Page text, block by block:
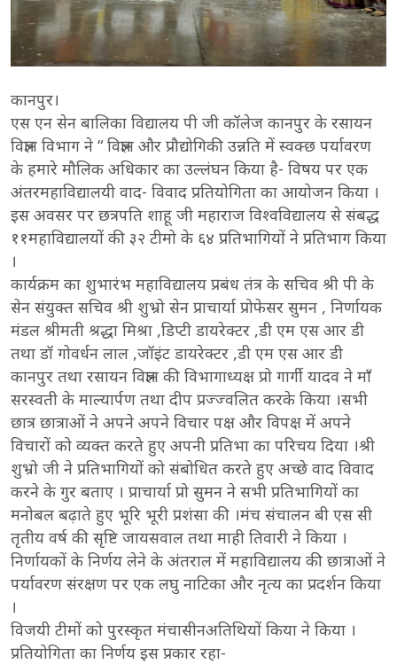
कानपुर।
एस एन सेन बालिका विद्यालय पी जी कॉलेज कानपुर के रसायन
विज्ञान विभाग ने “ विज्ञान और प्रौद्योगिकी उन्नति में स्वक्छ पर्यावरण
के हमारे मौलिक अधिकार का उल्लंघन किया है- विषय पर एक
अंतरमहाविद्यालयी वाद- विवाद प्रतियोगिता का आयोजन किया ।
इस अवसर पर छत्रपति शाहू जी महाराज विश्वविद्यालय से संबद्ध
११महाविद्यालयों की ३२ टीमो के ६४ प्रतिभागियों ने प्रतिभाग किया
।
कार्यक्रम का शुभारंभ महाविद्यालय प्रबंध तंत्र के सचिव श्री पी के
सेन संयुक्त सचिव श्री शुभ्रो सेन प्राचार्या प्रोफेसर सुमन , निर्णायक
मंडल श्रीमती श्रद्धा मिश्रा ,डिप्टी डायरेक्टर ,डी एम एस आर डी
तथा डॉ गोवर्धन लाल ,जॉइंट डायरेक्टर ,डी एम एस आर डी
कानपुर तथा रसायन विज्ञान की विभागाध्यक्ष प्रो गार्गी यादव ने माँ
सरस्वती के माल्यार्पण तथा दीप प्रज्ज्वलित करके किया ।सभी
छात्र छात्राओं ने अपने अपने विचार पक्ष और विपक्ष में अपने
विचारों को व्यक्त करते हुए अपनी प्रतिभा का परिचय दिया ।श्री
शुभ्रो जी ने प्रतिभागियों को संबोधित करते हुए अच्छे वाद विवाद
करने के गुर बताए । प्राचार्या प्रो सुमन ने सभी प्रतिभागियों का
मनोबल बढ़ाते हुए भूरि भूरी प्रशंसा की ।मंच संचालन बी एस सी
तृतीय वर्ष की सृष्टि जायसवाल तथा माही तिवारी ने किया ।
निर्णायकों के निर्णय लेने के अंतराल में महाविद्यालय की छात्राओं ने
पर्यावरण संरक्षण पर एक लघु नाटिका और नृत्य का प्रदर्शन किया
।
विजयी टीमों को पुरस्कृत मंचासीनअतिथियों किया ने किया ।
प्रतियोगिता का निर्णय इस प्रकार रहा-